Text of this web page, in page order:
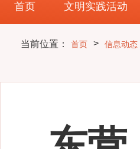
首页 文明实践活动
当前位置： 首页 > 信息动态